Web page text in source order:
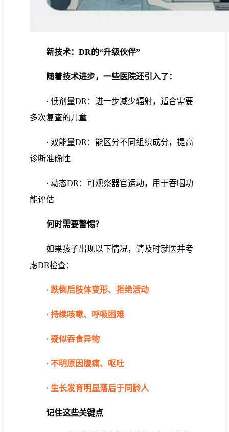
新技术：DR的“升级伙伴”
随着技术进步，一些医院还引入了：
· 低剂量DR：进一步减少辐射，适合需要
多次复查的儿童
· 双能量DR：能区分不同组织成分，提高
诊断准确性
· 动态DR：可观察器官运动，用于吞咽功
能评估
何时需要警惕？
如果孩子出现以下情况，请及时就医并考
虑DR检查：
· 跌倒后肢体变形、拒绝活动
· 持续咳嗽、呼吸困难
· 疑似吞食异物
· 不明原因腹痛、呕吐
· 生长发育明显落后于同龄人
记住这些关键点